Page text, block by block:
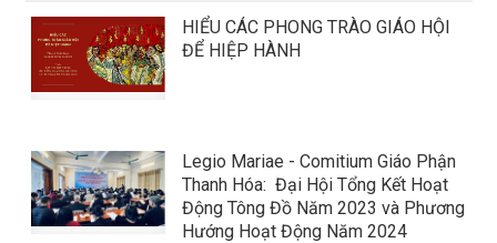
​​​​​​​HIỂU CÁC PHONG TRÀO GIÁO HỘI
ĐỂ HIỆP HÀNH
Legio Mariae - Comitium Giáo Phận
Thanh Hóa: Đại Hội Tổng Kết Hoạt
Động Tông Đồ Năm 2023 và Phương
Hướng Hoạt Động Năm 2024